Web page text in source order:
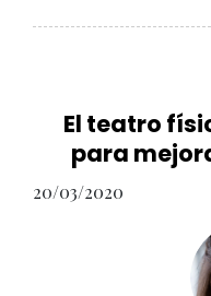
El teatro
para
20/03/2020